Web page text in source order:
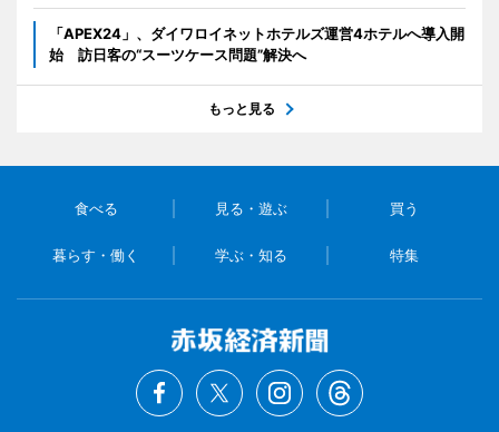
「APEX24」、ダイワロイネットホテルズ運営4ホテルへ導入開
始 訪日客の“スーツケース問題”解決へ
もっと見る
食べる 見る・遊ぶ 買う
暮らす・働く 学ぶ・知る 特集